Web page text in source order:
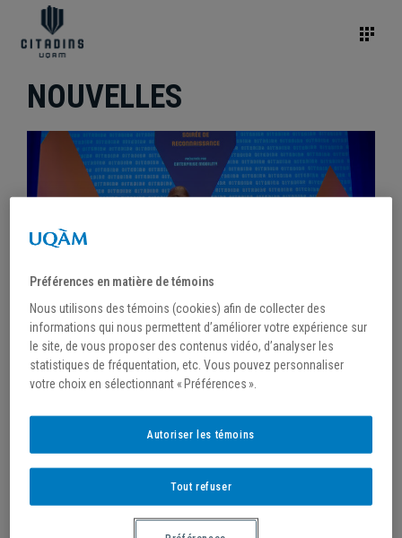
NOUVELLES
/8 avril 2024
15E GALA DES CITADINS
Préférences en matière de témoins
Nous utilisons des témoins (cookies) afin de collecter des
informations qui nous permettent d’améliorer votre expérience sur
le site, de vous proposer des contenus vidéo, d’analyser les
statistiques de fréquentation, etc. Vous pouvez personnaliser
votre choix en sélectionnant « Préférences ».
Tout refuser
Autoriser les témoins